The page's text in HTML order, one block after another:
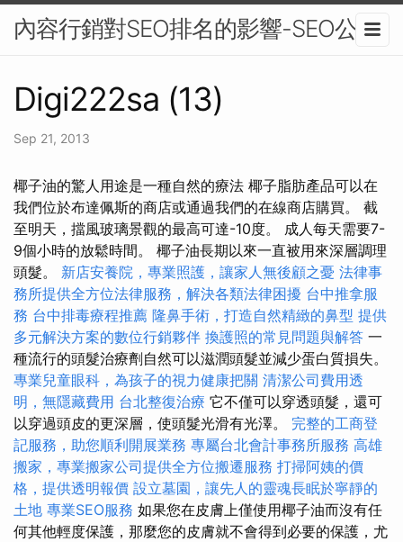
內容行銷對SEO排名的影響-SEO公司
Digi222sa (13)
Sep 21, 2013
椰子油的驚人用途是一種自然的療法 椰子脂肪產品可以在
我們位於布達佩斯的商店或通過我們的在線商店購買。 截
至明天，擋風玻璃景觀的最高可達-10度。 成人每天需要7-
9個小時的放鬆時間。 椰子油長期以來一直被用來深層調理
頭髮。 新店安養院，專業照護，讓家人無後顧之憂 法律事
務所提供全方位法律服務，解決各類法律困擾 台中推拿服
務 台中排毒療程推薦 隆鼻手術，打造自然精緻的鼻型 提供
多元解決方案的數位行銷夥伴 換護照的常見問題與解答 一
種流行的頭髮治療劑自然可以滋潤頭髮並減少蛋白質損失。
專業兒童眼科，為孩子的視力健康把關 清潔公司費用透
明，無隱藏費用 台北整復治療 它不僅可以穿透頭髮，還可
以穿過頭皮的更深層，使頭髮光滑有光澤。 完整的工商登
記服務，助您順利開展業務 專屬台北會計事務所服務 高雄
搬家，專業搬家公司提供全方位搬遷服務 打掃阿姨的價
格，提供透明報價 設立墓園，讓先人的靈魂長眠於寧靜的
土地 專業SEO服務 如果您在皮膚上僅使用椰子油而沒有任
何其他輕度保護，那麼您的皮膚就不會得到必要的保護，尤